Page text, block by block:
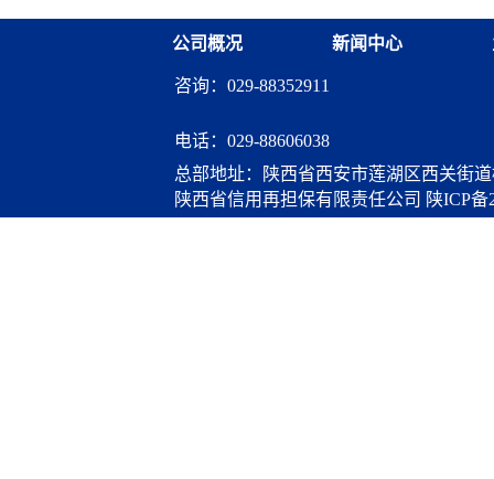
公司概况 新闻中心
咨询：029-88352911
电话： 029-88606038
陕西省信用再担保有限责任公司 陕ICP备
总部地址：陕西省西安市莲湖区西关街